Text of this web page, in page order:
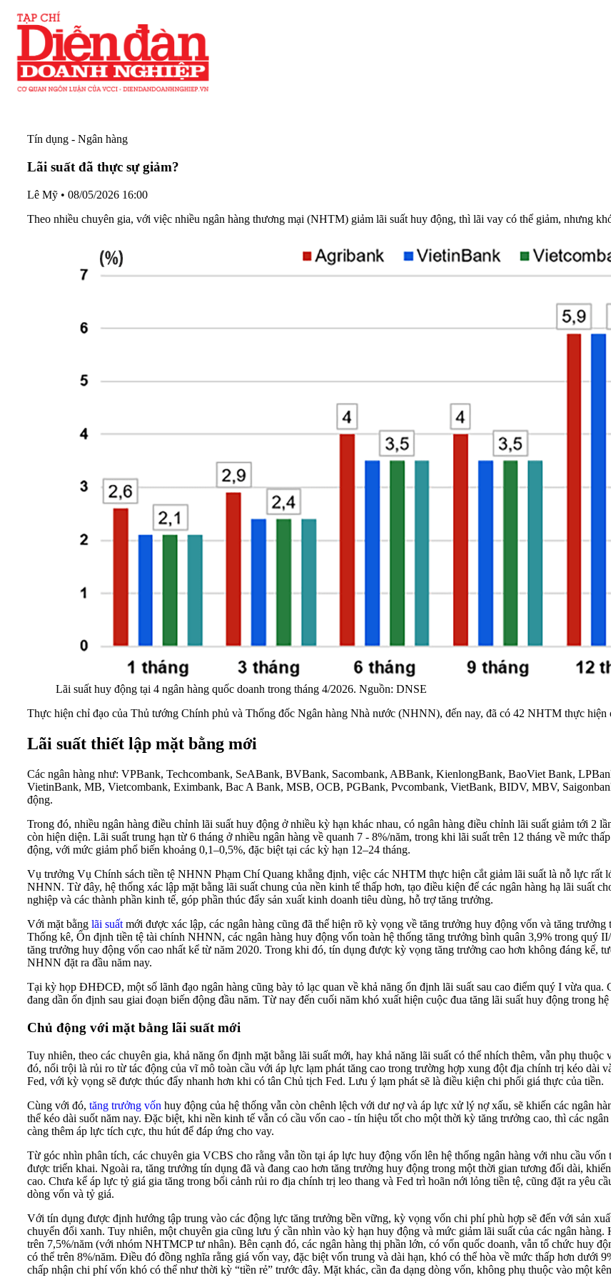
Tín dụng - Ngân hàng
Lãi suất đã thực sự giảm?
Lê Mỹ • 08/05/2026 16:00
Theo nhiều chuyên gia, với việc nhiều ngân hàng thương mại (NHTM) giảm lãi suất huy động, thì lãi vay có thể giảm, nhưng
Lãi suất huy động tại 4 ngân hàng quốc doanh trong tháng 4/2026. Nguồn: DNSE
Thực hiện chỉ đạo của Thủ tướng Chính phủ và Thống đốc Ngân hàng Nhà nước (NHNN), đến nay, đã có 42 NHTM thực hiện
Lãi suất thiết lập mặt bằng mới
Các ngân hàng như: VPBank, Techcombank, SeABank, BVBank, Sacombank, ABBank, KienlongBank, BaoViet Bank,
VietinBank, MB, Vietcombank, Eximbank, Bac A Bank, MSB, OCB, PGBank, Pvcombank, VietBank, BIDV, MBV,
động.
Trong đó, nhiều ngân hàng điều chỉnh lãi suất huy động ở nhiều kỳ hạn khác nhau, có ngân hàng điều chỉnh lãi suất giảm tới 2
còn hiện diện. Lãi suất trung hạn từ 6 tháng ở nhiều ngân hàng về quanh 7 - 8%/năm, trong khi lãi suất trên 12 tháng về mức
động, với mức giảm phổ biến khoảng 0,1–0,5%, đặc biệt tại các kỳ hạn 12–24 tháng.
Vụ trưởng Vụ Chính sách tiền tệ NHNN Phạm Chí Quang khẳng định, việc các NHTM thực hiện cắt giảm lãi suất là nỗ lực rất
NHNN. Từ đây, hệ thống xác lập mặt bằng lãi suất chung của nền kinh tế thấp hơn, tạo điều kiện để các ngân hàng hạ lãi suất
nghiệp và các thành phần kinh tế, góp phần thúc đẩy sản xuất kinh doanh tiêu dùng, hỗ trợ tăng trưởng.
Với mặt bằng lãi suất mới được xác lập, các ngân hàng cũng đã thể hiện rõ kỳ vọng về tăng trưởng huy động vốn và tăng
Thống kê, Ổn định tiền tệ tài chính NHNN, các ngân hàng huy động vốn toàn hệ thống tăng trưởng bình quân 3,9% trong quý
tăng trưởng huy động vốn cao nhất kể từ năm 2020. Trong khi đó, tín dụng được kỳ vọng tăng trưởng cao hơn không đáng kể,
NHNN đặt ra đầu năm nay.
Tại kỳ họp ĐHĐCĐ, một số lãnh đạo ngân hàng cũng bày tỏ lạc quan về khả năng ổn định lãi suất sau cao điểm quý I vừa
đang dần ổn định sau giai đoạn biến động đầu năm. Từ nay đến cuối năm khó xuất hiện cuộc đua tăng lãi suất huy động trong hệ
Chủ động với mặt bằng lãi suất mới
Tuy nhiên, theo các chuyên gia, khả năng ổn định mặt bằng lãi suất mới, hay khả năng lãi suất có thể nhích thêm, vẫn phụ
đó, nổi trội là rủi ro từ tác động của vĩ mô toàn cầu với áp lực lạm phát tăng cao trong trường hợp xung đột địa chính trị kéo dài
Fed, với kỳ vọng sẽ được thúc đẩy nhanh hơn khi có tân Chủ tịch Fed. Lưu ý lạm phát sẽ là điều kiện chi phối giá thực của tiền.
Cùng với đó, tăng trưởng vốn huy động của hệ thống vẫn còn chênh lệch với dư nợ và áp lực xử lý nợ xấu, sẽ khiến các ngân
thể kéo dài suốt năm nay. Đặc biệt, khi nền kinh tế vẫn có cầu vốn cao - tín hiệu tốt cho một thời kỳ tăng trưởng cao, thì các
càng thêm áp lực tích cực, thu hút để đáp ứng cho vay.
Từ góc nhìn phân tích, các chuyên gia VCBS cho rằng vẫn tồn tại áp lực huy động vốn lên hệ thống ngân hàng với nhu cầu
được triển khai. Ngoài ra, tăng trưởng tín dụng đã và đang cao hơn tăng trưởng huy động trong một thời gian tương đối dài,
cao. Chưa kể áp lực tỷ giá gia tăng trong bối cảnh rủi ro địa chính trị leo thang và Fed trì hoãn nới lỏng tiền tệ, cũng đặt ra yêu
dòng vốn và tỷ giá.
Với tín dụng được định hướng tập trung vào các động lực tăng trưởng bền vững, kỳ vọng vốn chi phí phù hợp sẽ đến với sản
chuyển đổi xanh. Tuy nhiên, một chuyên gia cũng lưu ý cần nhìn vào kỳ hạn huy động và mức giảm lãi suất của các ngân
trên 7,5%/năm (với nhóm NHTMCP tư nhân). Bên cạnh đó, các ngân hàng thị phần lớn, có vốn quốc doanh, vẫn tổ chức huy
có thể trên 8%/năm. Điều đó đồng nghĩa rằng giá vốn vay, đặc biệt vốn trung và dài hạn, khó có thể hòa về mức thấp hơn dưới
chấp nhận chi phí vốn khó có thể như thời kỳ “tiền rẻ” trước đây. Mặt khác, cần đa dạng dòng vốn, không phụ thuộc vào một